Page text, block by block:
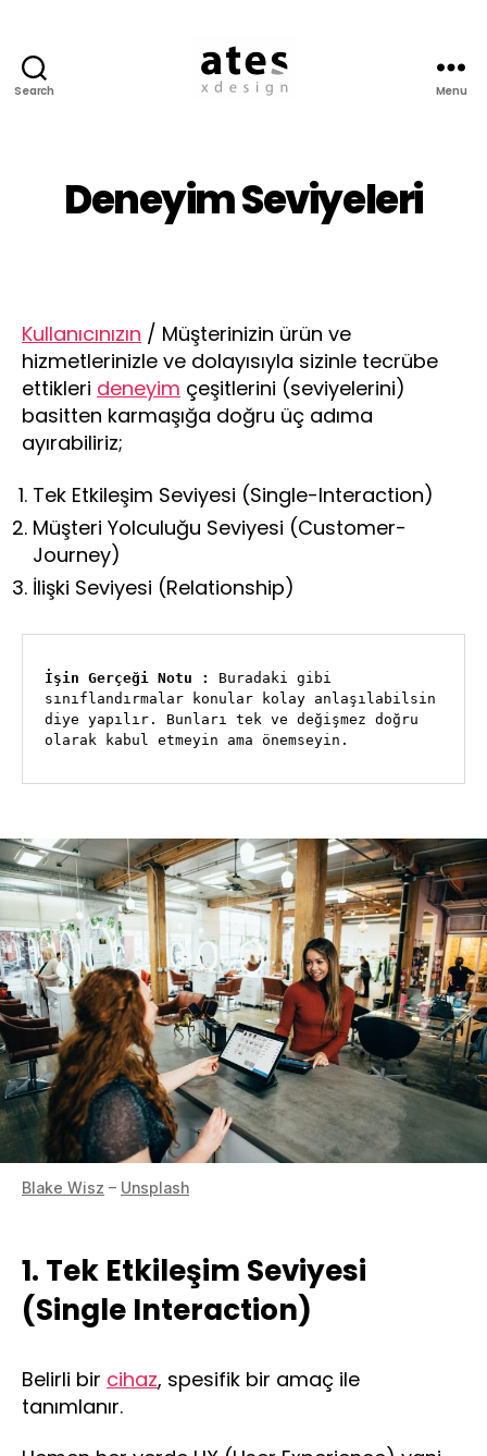
Search Menu
Deneyim Seviyeleri
Kullanıcınızın / Müşterinizin ürün ve
hizmetlerinizle ve dolayısıyla sizinle tecrübe
ettikleri deneyim çeşitlerini (seviyelerini)
basitten karmaşığa doğru üç adıma
ayırabiliriz;
Tek Etkileşim Seviyesi (Single-Interaction)
Müşteri Yolculuğu Seviyesi (Customer-
Journey)
İlişki Seviyesi (Relationship)
İşin Gerçeği Notu :
Buradaki gibi
sınıflandırmalar konular kolay anlaşılabilsin
diye yapılır. Bunları tek ve değişmez doğru
olarak kabul etmeyin ama önemseyin.
Blake Wisz – Unsplash
1. Tek Etkileşim Seviyesi
(Single Interaction)
Belirli bir cihaz, spesifik bir amaç ile
tanımlanır.